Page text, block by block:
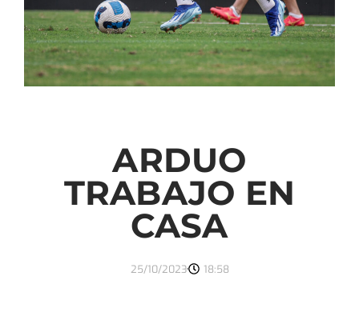
ARDUO
TRABAJO EN
CASA
25/10/2023 18:58